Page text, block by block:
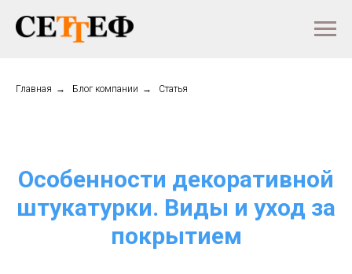
Главная → Блог компании → Статья
Особенности декоративной
штукатурки. Виды и уход за
покрытием